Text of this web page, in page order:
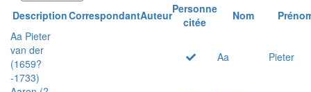
DescriptionCorrespondantAuteurPersonne
citée
Nom
Aa Pieter
van der
(1659?
-1733)
Aa Pieter